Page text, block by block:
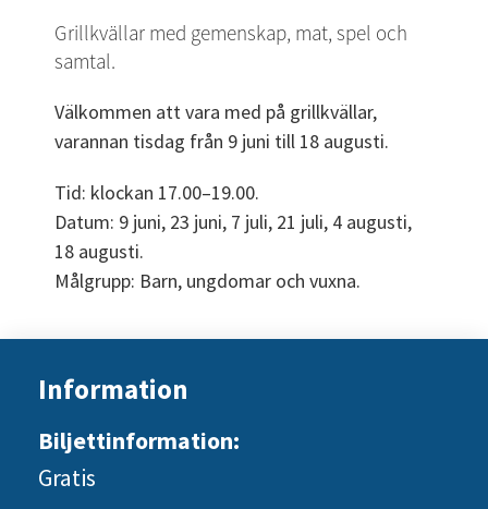
Grillkvällar med gemenskap, mat, spel och
samtal.
Välkommen att vara med på grillkvällar,
varannan tisdag från 9 juni till 18 augusti.
Tid: klockan 17.00–19.00.
Datum: 9 juni, 23 juni, 7 juli, 21 juli, 4 augusti,
18 augusti.
Målgrupp: Barn, ungdomar och vuxna.
Information
Biljettinformation:
Gratis